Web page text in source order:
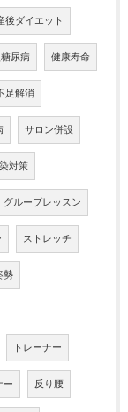
後ダイエット
尿病 健康寿命
足解消
サロン併設
対策
グループレッスン
ストレッチ
勢
トレーナー
ー 反り腰